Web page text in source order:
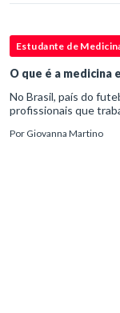
respiratórias de um
múltiplos casos,
aglomeração, como
Estudante de
O que é a medicina
No Brasil, país do
profissionais que
Por Giovanna Martino